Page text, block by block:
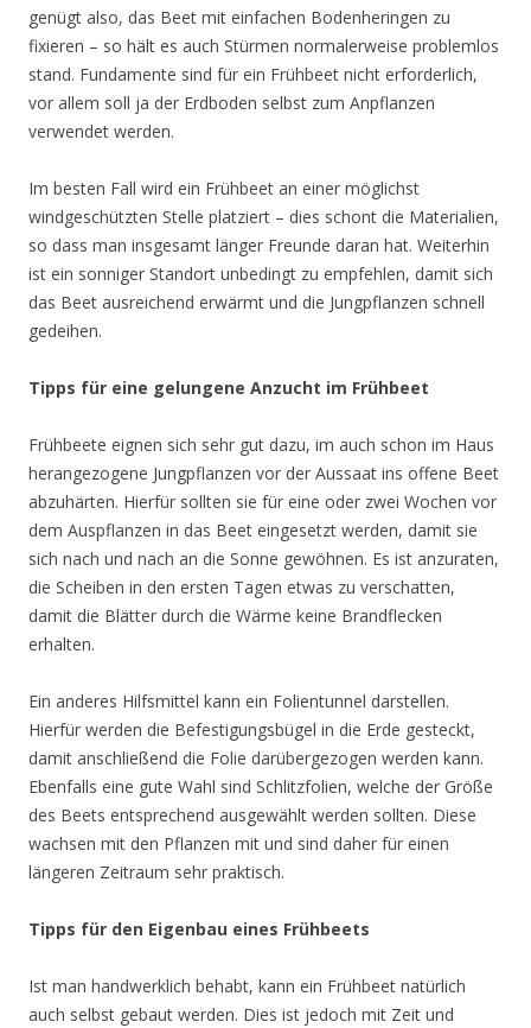
genügt also, das Beet mit einfachen Bodenheringen zu
fixieren – so hält es auch Stürmen normalerweise problemlos
stand. Fundamente sind für ein Frühbeet nicht erforderlich,
vor allem soll ja der Erdboden selbst zum Anpflanzen
verwendet werden.
Im besten Fall wird ein Frühbeet an einer möglichst
windgeschützten Stelle platziert – dies schont die Materialien,
so dass man insgesamt länger Freunde daran hat. Weiterhin
ist ein sonniger Standort unbedingt zu empfehlen, damit sich
das Beet ausreichend erwärmt und die Jungpflanzen schnell
gedeihen.
Tipps für eine gelungene Anzucht im Frühbeet
Frühbeete eignen sich sehr gut dazu, im auch schon im Haus
herangezogene Jungpflanzen vor der Aussaat ins offene Beet
abzuhärten. Hierfür sollten sie für eine oder zwei Wochen vor
dem Auspflanzen in das Beet eingesetzt werden, damit sie
sich nach und nach an die Sonne gewöhnen. Es ist anzuraten,
die Scheiben in den ersten Tagen etwas zu verschatten,
damit die Blätter durch die Wärme keine Brandflecken
erhalten.
Ein anderes Hilfsmittel kann ein Folientunnel darstellen.
Hierfür werden die Befestigungsbügel in die Erde gesteckt,
damit anschließend die Folie darübergezogen werden kann.
Ebenfalls eine gute Wahl sind Schlitzfolien, welche der Größe
des Beets entsprechend ausgewählt werden sollten. Diese
wachsen mit den Pflanzen mit und sind daher für einen
längeren Zeitraum sehr praktisch.
Tipps für den Eigenbau eines Frühbeets
Ist man handwerklich behabt, kann ein Frühbeet natürlich
auch selbst gebaut werden. Dies ist jedoch mit Zeit und